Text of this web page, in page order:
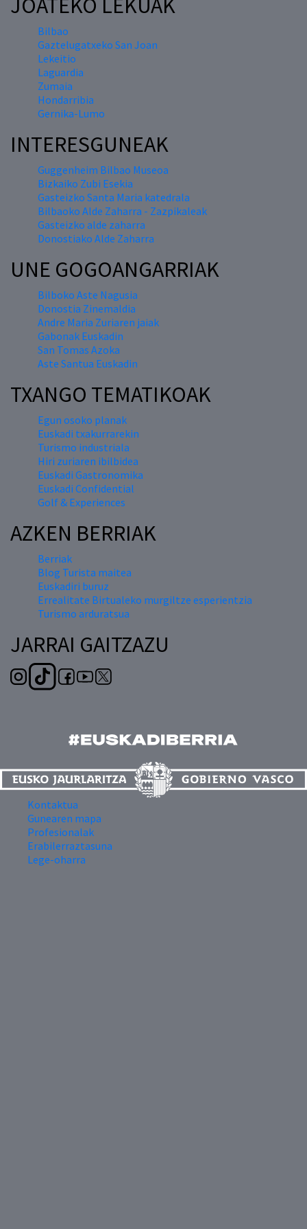
JOATEKO LEKUAK
Bilbao
Gaztelugatxeko San Joan
Lekeitio
Laguardia
Zumaia
Hondarribia
Gernika-Lumo
INTERESGUNEAK
Guggenheim Bilbao Museoa
Bizkaiko Zubi Esekia
Gasteizko Santa Maria katedrala
Bilbaoko Alde Zaharra - Zazpikaleak
Gasteizko alde zaharra
Donostiako Alde Zaharra
UNE GOGOANGARRIAK
Bilboko Aste Nagusia
Donostia Zinemaldia
Andre Maria Zuriaren jaiak
Gabonak Euskadin
San Tomas Azoka
Aste Santua Euskadin
TXANGO TEMATIKOAK
Egun osoko planak
Euskadi txakurrarekin
Turismo industriala
Hiri zuriaren ibilbidea
Euskadi Gastronomika
Euskadi Confidential
Golf & Experiences
AZKEN BERRIAK
Berriak
Blog Turista maitea
Euskadiri buruz
Errealitate Birtualeko murgiltze esperientzia
Turismo arduratsua
JARRAI GAITZAZU
Kontaktua
Gunearen mapa
Profesionalak
Erabilerraztasuna
Lege-oharra